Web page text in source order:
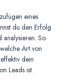
eines
du den Erfolg
analysieren. So
Art von
dein
Leads ist.